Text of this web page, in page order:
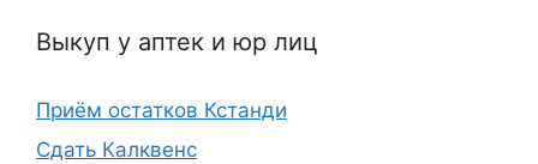
Выкуп у аптек и юр лиц
Приём остатков Кстанди
Сдать Калквенс